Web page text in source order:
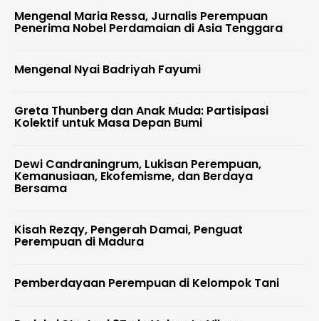
Mengenal Maria Ressa, Jurnalis Perempuan
Penerima Nobel Perdamaian di Asia Tenggara
Mengenal Nyai Badriyah Fayumi
Greta Thunberg dan Anak Muda: Partisipasi
Kolektif untuk Masa Depan Bumi
Dewi Candraningrum, Lukisan Perempuan,
Kemanusiaan, Ekofemisme, dan Berdaya
Bersama
Kisah Rezqy, Pengerah Damai, Penguat
Perempuan di Madura
Pemberdayaan Perempuan di Kelompok Tani